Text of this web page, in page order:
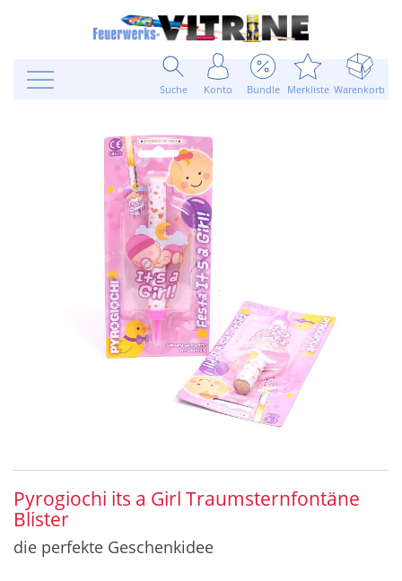
Suche Konto Bundle Merkliste Warenkorb
Pyrogiochi its a Girl Traumsternfontäne
Blister
die perfekte Geschenkidee